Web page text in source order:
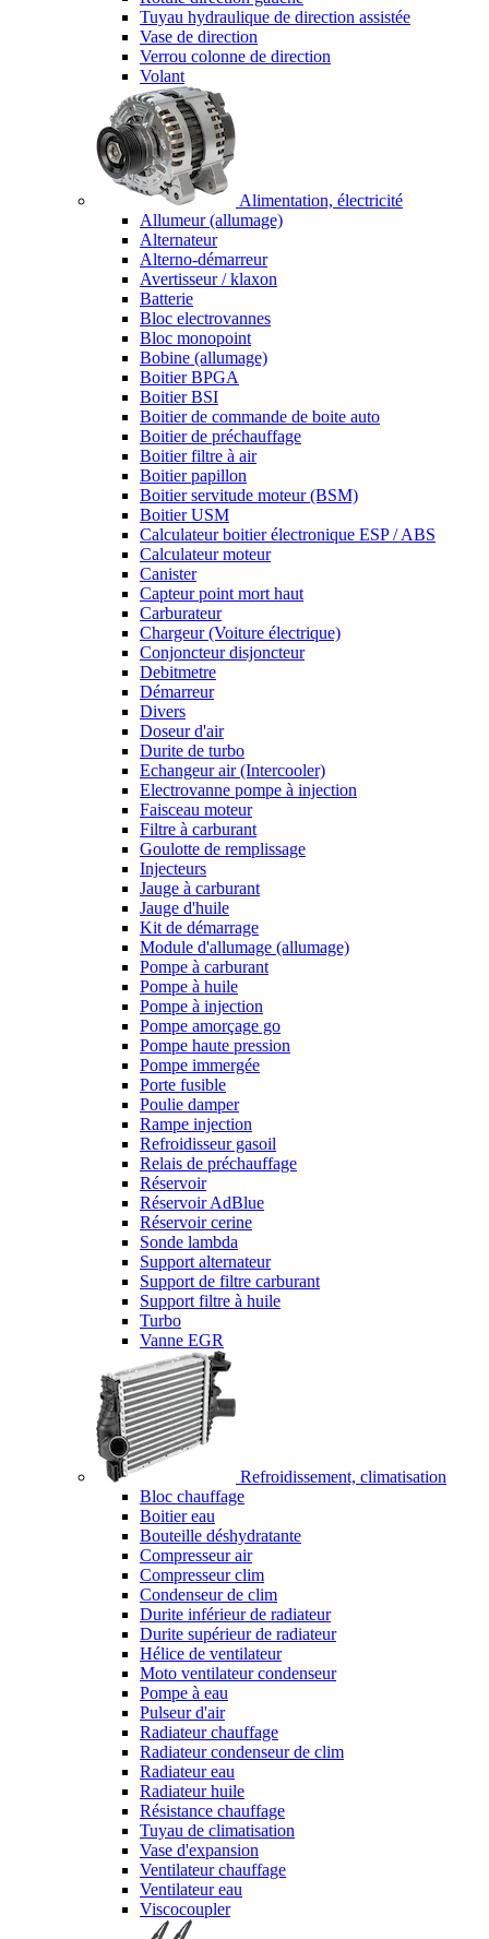
Tuyau hydraulique de direction assistée
Vase de direction
Verrou colonne de direction
Volant
Alimentation, électricité
Allumeur (allumage)
Alternateur
Alterno-démarreur
Avertisseur / klaxon
Batterie
Bloc electrovannes
Bloc monopoint
Bobine (allumage)
Boitier BPGA
Boitier BSI
Boitier de commande de boite auto
Boitier de préchauffage
Boitier filtre à air
Boitier papillon
Boitier servitude moteur (BSM)
Boitier USM
Calculateur boitier électronique ESP / ABS
Calculateur moteur
Canister
Capteur point mort haut
Carburateur
Chargeur (Voiture électrique)
Conjoncteur disjoncteur
Debitmetre
Démarreur
Divers
Doseur d'air
Durite de turbo
Echangeur air (Intercooler)
Electrovanne pompe à injection
Faisceau moteur
Filtre à carburant
Goulotte de remplissage
Injecteurs
Jauge à carburant
Jauge d'huile
Kit de démarrage
Module d'allumage (allumage)
Pompe à carburant
Pompe à huile
Pompe à injection
Pompe amorçage go
Pompe haute pression
Pompe immergée
Porte fusible
Poulie damper
Rampe injection
Refroidisseur gasoil
Relais de préchauffage
Réservoir
Réservoir AdBlue
Réservoir cerine
Sonde lambda
Support alternateur
Support de filtre carburant
Support filtre à huile
Turbo
Vanne EGR
Refroidissement, climatisation
Bloc chauffage
Boitier eau
Bouteille déshydratante
Compresseur air
Compresseur clim
Condenseur de clim
Durite inférieur de radiateur
Durite supérieur de radiateur
Hélice de ventilateur
Moto ventilateur condenseur
Pompe à eau
Pulseur d'air
Radiateur chauffage
Radiateur condenseur de clim
Radiateur eau
Radiateur huile
Résistance chauffage
Tuyau de climatisation
Vase d'expansion
Ventilateur chauffage
Ventilateur eau
Viscocoupler